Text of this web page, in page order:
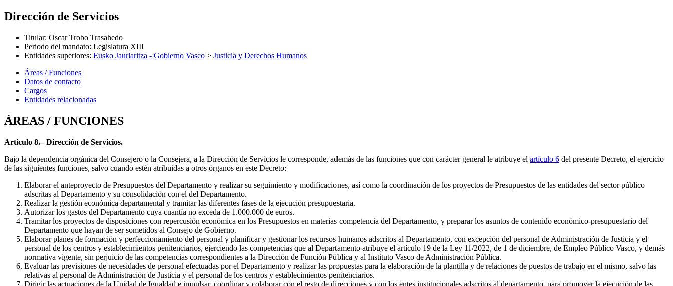
Dirección de Servicios
Titular: Oscar Trobo Trasahedo
Periodo del mandato: Legislatura XIII
Entidades superiores: Eusko Jaurlaritza - Gobierno Vasco > Justicia y Derechos Humanos
Áreas / Funciones
Datos de contacto
Cargos
Entidades relacionadas
ÁREAS / FUNCIONES
Articulo 8.– Dirección de Servicios.
Bajo la dependencia orgánica del Consejero o la Consejera, a la Dirección de Servicios le corresponde, además de las funciones que con carácter general le atribuye el artículo 6 del presente Decreto, el ejercicio
de las siguientes funciones, salvo cuando estén atribuidas a otros órganos en este Decreto:
Elaborar el anteproyecto de Presupuestos del Departamento y realizar su seguimiento y modificaciones, así como la coordinación de los proyectos de Presupuestos de las entidades del sector público
adscritas al Departamento y su consolidación con el del Departamento.
Realizar la gestión económica departamental y tramitar las diferentes fases de la ejecución presupuestaria.
Autorizar los gastos del Departamento cuya cuantía no exceda de 1.000.000 de euros.
Tramitar los proyectos de disposiciones con repercusión económica en los Presupuestos en materias competencia del Departamento, y preparar los asuntos de contenido económico-presupuestario del
Departamento que hayan de ser sometidos al Consejo de Gobierno.
Elaborar planes de formación y perfeccionamiento del personal y planificar y gestionar los recursos humanos adscritos al Departamento, con excepción del personal de Administración de Justicia y el
personal de los centros y establecimientos penitenciarios, ejerciendo las competencias que al Departamento atribuye el artículo 19 de la Ley 11/2022, de 1 de diciembre, de Empleo Público Vasco, y demás
normativa vigente, sin perjuicio de las competencias correspondientes a la Dirección de Función Pública y al Instituto Vasco de Administración Pública.
Evaluar las previsiones de necesidades de personal efectuadas por el Departamento y realizar las propuestas para la elaboración de la plantilla y de relaciones de puestos de trabajo en el mismo, salvo las
relativas al personal de Administración de Justicia y el personal de los centros y establecimientos penitenciarios.
Dirigir las actuaciones de la Unidad de Igualdad e impulsar, coordinar y colaborar con el resto de direcciones y con los entes institucionales adscritos al departamento, para promover la ejecución de las